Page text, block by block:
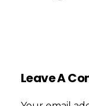
Leave A